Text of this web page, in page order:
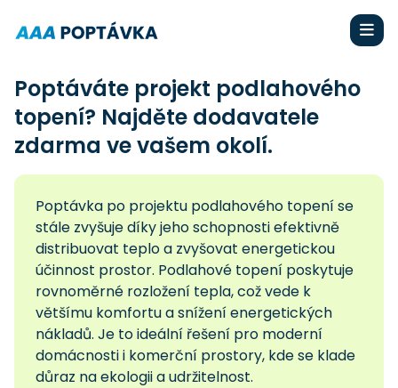
Poptáváte projekt podlahového
topení? Najděte dodavatele
zdarma ve vašem okolí.
Poptávka po projektu podlahového topení se
stále zvyšuje díky jeho schopnosti efektivně
distribuovat teplo a zvyšovat energetickou
účinnost prostor. Podlahové topení poskytuje
rovnoměrné rozložení tepla, což vede k
většímu komfortu a snížení energetických
nákladů. Je to ideální řešení pro moderní
domácnosti i komerční prostory, kde se klade
důraz na ekologii a udržitelnost.